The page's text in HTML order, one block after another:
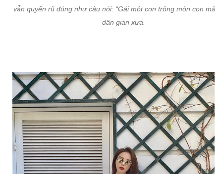
vẫn quyến rũ đúng như câu nói: “Gái một con trông mòn con mắt”
dân gian xưa.